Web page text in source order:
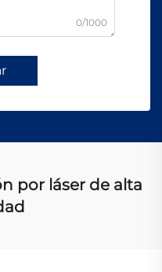
0/1000
por láser de alta